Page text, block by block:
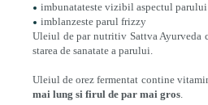
imbunatateste vizibil aspectul parului
imblanzeste parul frizzy
Uleiul de par nutritiv Sattva Ayurveda
starea de sanatate a parului.
Uleiul de orez fermentat contine
mai lung si firul de par mai gros.